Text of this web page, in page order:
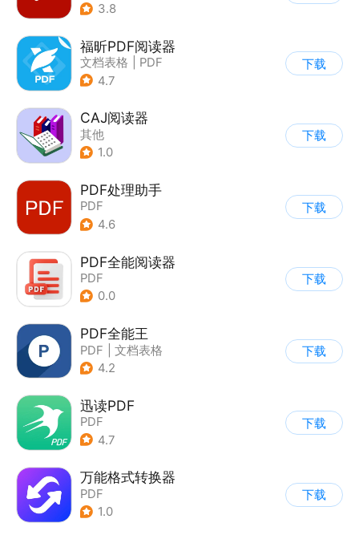
3.8
福昕PDF阅读器
文档表格
PDF
4.7
下载
CAJ阅读器
其他
1.0
下载
PDF处理助手
PDF
4.6
下载
PDF全能阅读器
PDF
0.0
下载
PDF全能王
PDF
文档表格
4.2
下载
迅读PDF
PDF
4.7
下载
万能格式转换器
PDF
1.0
下载